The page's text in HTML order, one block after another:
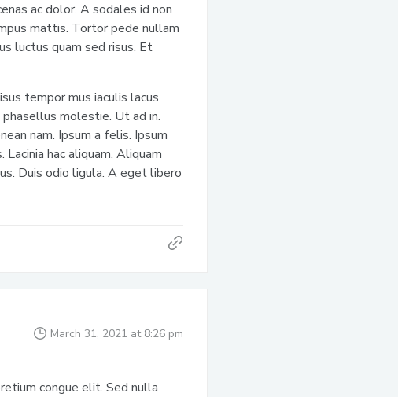
ac dolor. A sodales id non
mattis. Tortor pede nullam
luctus quam sed risus. Et
tempor mus iaculis lacus
molestie. Ut ad in.
nam. Ipsum a felis. Ipsum
hac aliquam. Aliquam
Duis odio ligula. A eget libero
March 31, 2021 at 8:26 pm
congue elit. Sed nulla